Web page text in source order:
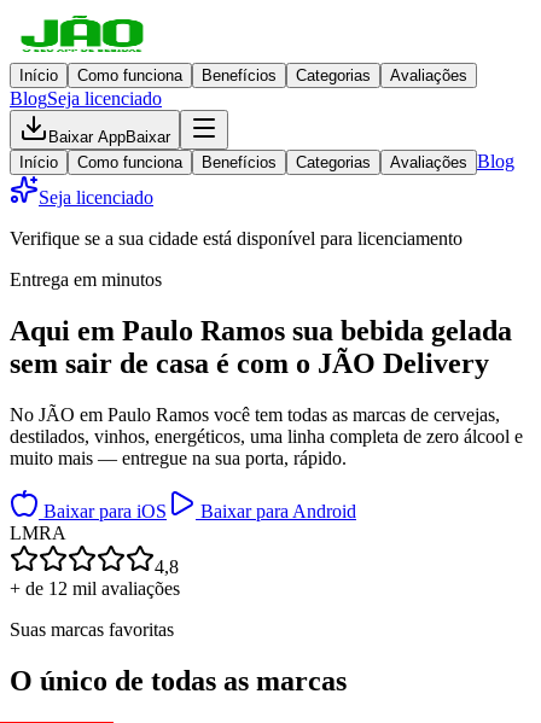
Início Como funciona Benefícios Categorias Avaliações
BlogSeja licenciado
Baixar AppBaixar
Início
Como funciona Benefícios Categorias Avaliações Blog
Seja licenciado
Verifique se a sua cidade está disponível para licenciamento
Entrega em minutos
Aqui em Paulo Ramos sua bebida gelada
sem sair de casa é com o JÃO Delivery
No JÃO em Paulo Ramos você tem todas as marcas de cervejas,
destilados, vinhos, energéticos, uma linha completa de zero álcool e
muito mais — entregue na sua porta, rápido.
Baixar para iOS
Baixar para Android
LMRA
4,8
+ de 12 mil avaliações
Suas marcas favoritas
O único de todas as marcas